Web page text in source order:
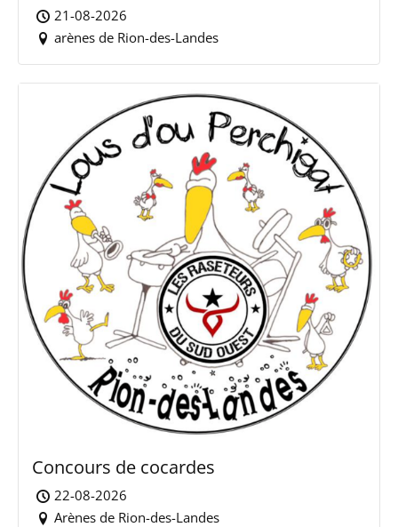
21-08-2026
arènes de Rion-des-Landes
Concours de cocardes
22-08-2026
Arènes de Rion-des-Landes